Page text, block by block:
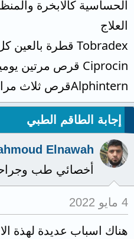
الحساسية كالابخرة
العلاج
Tobradex قطرة بالعين كل ٦ ساعات
Ciprocin قرص مرتين يوميا لمدة أسبوع
Alphinternقرص ثلاث مرات قبل الاكل بساعة
إجابة الطاقم الطبي
Elnawah
أخصائي طب
4 مايو 2022
هناك اسباب عديدة لهذة